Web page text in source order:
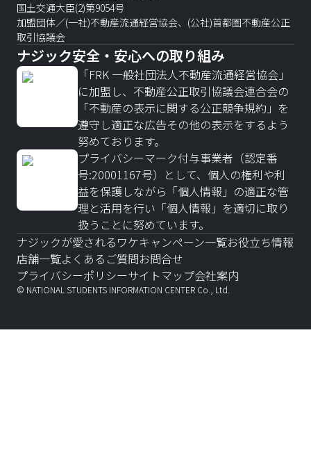
国土交通大臣(2)第9054号
加盟団体／(一社)不動産流通経営協会、(公社)首都圏不動産公正
取引協議会
ナジック安全・安心への取り組み
「FRK 一般社団法人不動産流通経営協会」
に加盟し、不動産公正取引協議会連合会の
「不動産の表示に関する公正競争規約」を
遵守し適正な広告その他の表示をするよう
努めております。
プライバシーマーク付与事業者（認定番
号:20001167号）として、個人の権利や利
益を保護しながら「個人情報」の適正な管
理と活用を行い「個人情報」を適切に取り
扱うことに努めています。
ナジックが愛されるワケキャンペーン一覧お役立ち情報
店舗一覧よくあるご質問お問合せ
プライバシーポリシーサイトマップ会社案内
© NATIONAL STUDENTS INFORMATION CENTER Co., Ltd.